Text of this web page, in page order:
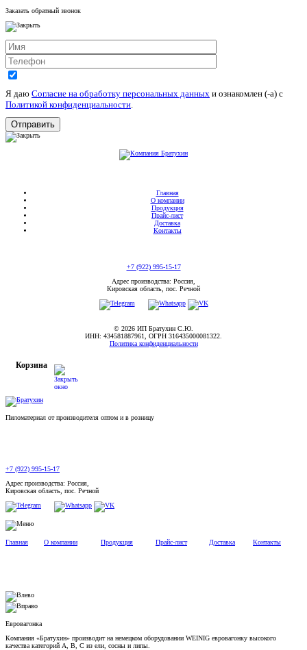
Заказать обратный звонок
Я даю Согласие на обработку персональных данных и ознакомлен (-а) c
Политикой конфиденциальности.
Главная
О компании
Продукция
Прайс-лист
Доставка
Контакты
+7 (922) 995-15-17
Адрес производства: Россия,
Кировская область, пос. Речной
© 2026 ИП Братухин С.Ю.
ИНН: 434581887961, ОГРН 316435000081322.
Политика конфиденциальности
Корзина
Пиломатериал от производителя оптом и в розницу
+7 (922) 995-15-17
Адрес производства: Россия,
Кировская область, пос. Речной
Главная О компании Продукция Прайс-лист Доставка Контакты
Евровагонка
Компания «Братухин» производит на немецком оборудовании WEINIG евровагонку высокого
качества категорий А, В, С из ели, сосны и липы.